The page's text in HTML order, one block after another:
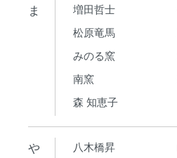
ま 増田哲士
松原竜馬
みのる窯
南窯
森 知恵子
や 八木橋昇